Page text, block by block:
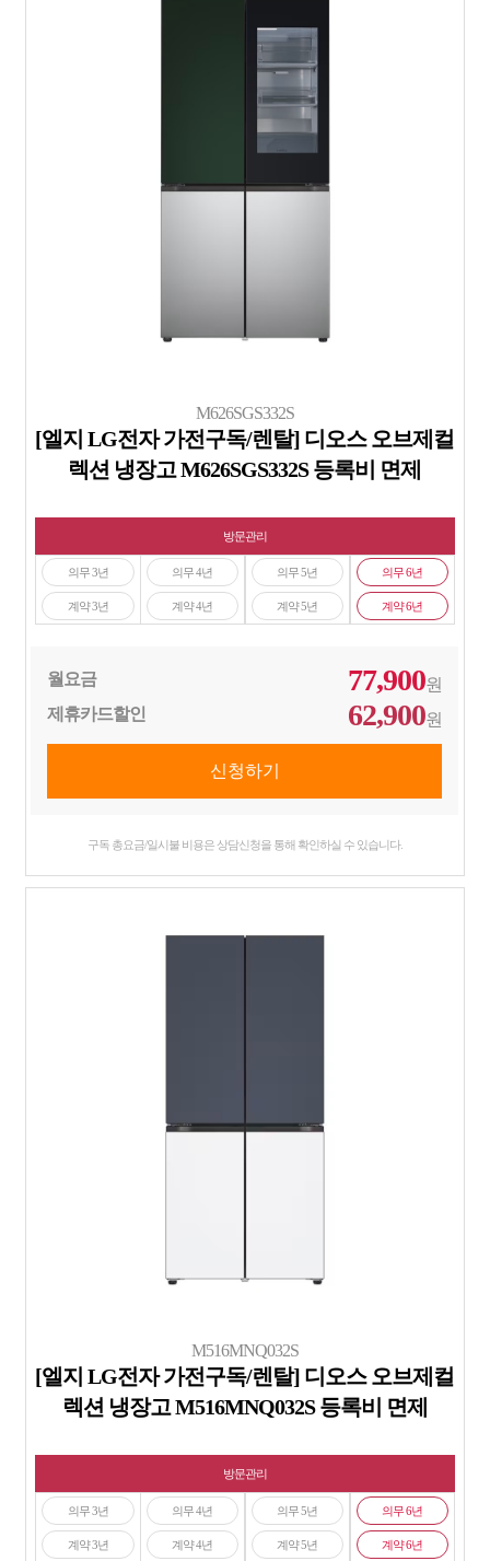
M626SGS332S
[엘지 LG전자 가전구독/렌탈] 디오스 오브제컬
렉션 냉장고 M626SGS332S 등록비 면제
방문관리
의무 3년
계약 3년
의무 4년
계약 4년
의무 5년
계약 5년
의무 6년
계약 6년
월요금 77,900원
제휴카드할인
62,900원
구독 총요금/일시불 비용은 상담신청을 통해 확인하실 수 있습니다.
M516MNQ032S
[엘지 LG전자 가전구독/렌탈] 디오스 오브제컬
렉션 냉장고 M516MNQ032S 등록비 면제
방문관리
의무 3년
계약 3년
의무 4년
계약 4년
의무 5년
계약 5년
의무 6년
계약 6년